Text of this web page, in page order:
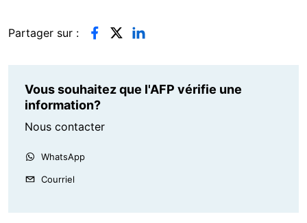
Partager sur :
Vous souhaitez que l'AFP vérifie une
information?
Nous contacter
WhatsApp
Courriel